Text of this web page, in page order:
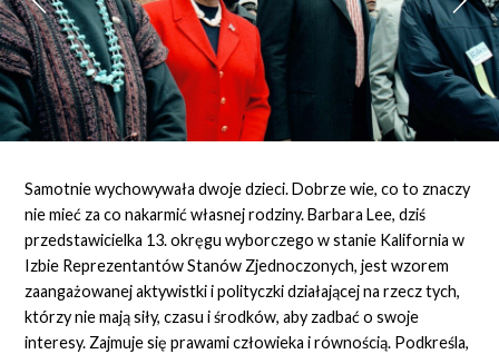
Samotnie wychowywała dwoje dzieci. Dobrze wie, co to znaczy
nie mieć za co nakarmić własnej rodziny. Barbara Lee, dziś
przedstawicielka 13. okręgu wyborczego w stanie Kalifornia w
Izbie Reprezentantów Stanów Zjednoczonych, jest wzorem
zaangażowanej aktywistki i polityczki działającej na rzecz tych,
którzy nie mają siły, czasu i środków, aby zadbać o swoje
interesy. Zajmuje się prawami człowieka i równością. Podkreśla,